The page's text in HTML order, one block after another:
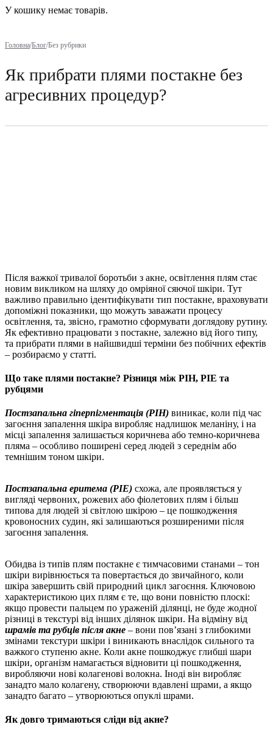
У кошику немає товарів.
Головна/Блог/Без рубрики
Як прибрати плями постакне без
агресивних процедур?
Після важкої тривалої боротьби з акне, освітлення плям стає
новим викликом на шляху до омріяної сяючої шкіри. Тут
важливо правильно ідентифікувати тип постакне, враховувати
допоміжні показники, що можуть заважати процесу
освітлення, та, звісно, грамотно сформувати доглядову рутину.
Як ефективно працювати з постакне, залежно від його типу,
та прибрати плями в найшвидші терміни без побічних ефектів
– розбираємо у статті.
Що таке плями постакне? Різниця між PIH, PIE та
рубцями
Постзапальна гіперпігментація (PIH) виникає, коли під час
загоєння запалення шкіра виробляє надлишок меланіну, і на
місці запалення залишається коричнева або темно-коричнева
пляма – особливо поширені серед людей з середнім або
темнішим тоном шкіри.
Постзапальна еритема (PIE) схожа, але проявляється у
вигляді червоних, рожевих або фіолетових плям і більш
типова для людей зі світлою шкірою – це пошкодження
кровоносних судин, які залишаються розширеними після
загоєння запалення.
Обидва із типів плям постакне є тимчасовими станами – тон
шкіри вирівнюється та повертається до звичайного, коли
шкіра завершить свій природний цикл загоєння. Ключовою
характеристикою цих плям є те, що вони повністю плоскі:
якщо провести пальцем по ураженій ділянці, не буде жодної
різниці в текстурі від інших ділянок шкіри. На відміну від
шрамів та рубців після акне – вони пов’язані з глибокими
змінами текстури шкіри і виникають внаслідок сильного та
важкого ступеню акне. Коли акне пошкоджує глибші шари
шкіри, організм намагається відновити ці пошкодження,
виробляючи нові колагенові волокна. Іноді він виробляє
занадто мало колагену, створюючи вдавлені шрами, а якщо
занадто багато – утворюються опуклі шрами.
Як довго тримаються сліди від акне?